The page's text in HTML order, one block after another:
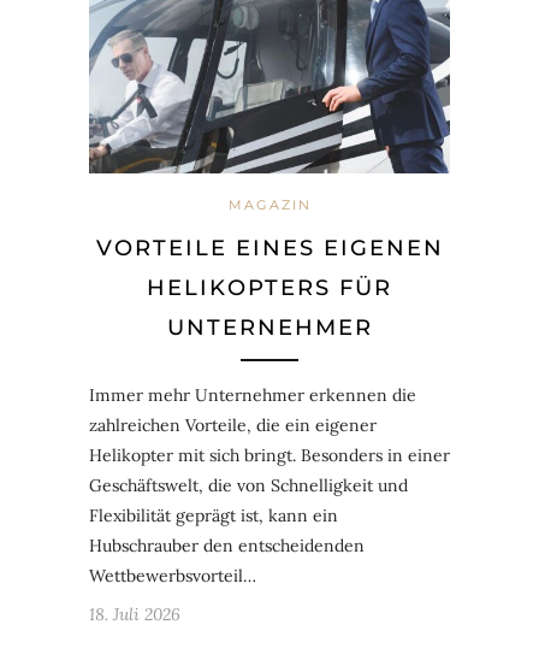
MAGAZIN
VORTEILE EINES EIGENEN
HELIKOPTERS FÜR
UNTERNEHMER
Immer mehr Unternehmer erkennen die
zahlreichen Vorteile, die ein eigener
Helikopter mit sich bringt. Besonders in einer
Geschäftswelt, die von Schnelligkeit und
Flexibilität geprägt ist, kann ein
Hubschrauber den entscheidenden
Wettbewerbsvorteil…
18. Juli 2026